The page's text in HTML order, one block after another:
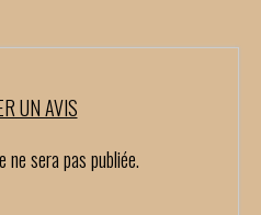
UN AVIS
sera pas publiée.